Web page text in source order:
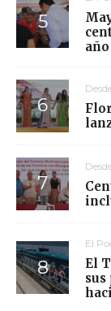
año
El
El